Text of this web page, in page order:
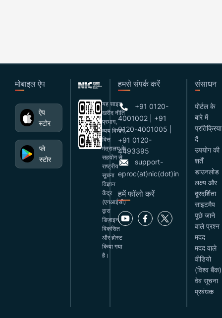
मोबाइल ऐप
ऐप
स्टोर
प्ले
स्टोर
यह साइट
खरीद नीति
प्रभाग,
व्यय विभाग,
वित्त
मंत्रालय के
सहयोग से
राष्ट्रीय
सूचना
विज्ञान
केंद्र
(एनआईसी)
द्वारा
डिज़ाइन,
विकसित
और होस्ट
किया गया
है।
हमसे संपर्क करें
+91 0120-
4001002 | +91
0120-4001005 |
+91 0120-
4493395
support-
eproc(at)nic(dot)in
हमें फॉलो करें
संसाधन
पोर्टल के
बारे में
प्रतिक्रिया
दें
उपयोग की
शर्तें
डाउनलोड
लक्ष्य और
दूरदर्शिता
साइटमैप
पूछे जाने
वाले प्रश्न
मदद
मदद वाले
वीडियो
(विश्व बैंक)
वेब सूचना
प्रबंधक